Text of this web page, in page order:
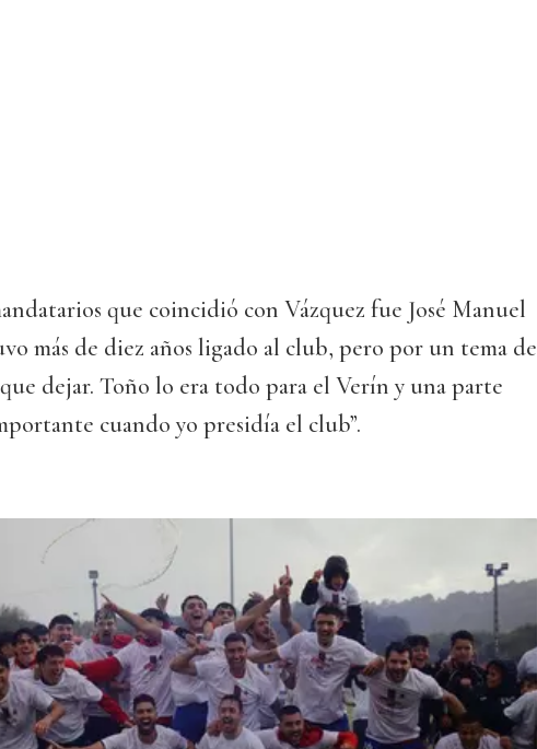
que coincidió con Vázquez fue José Manuel
más de diez años ligado al club, pero por un tema de
dejar. Toño lo era todo para el Verín y una parte
cuando yo presidía el club”.